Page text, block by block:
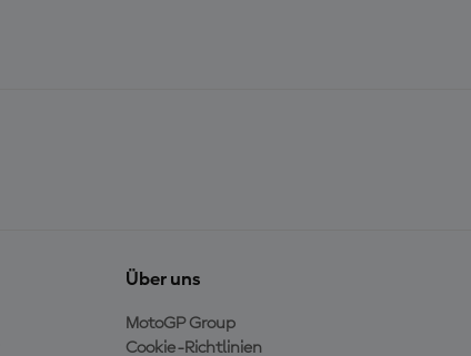
Über uns
MotoGP Group
Cookie-Richtlinien